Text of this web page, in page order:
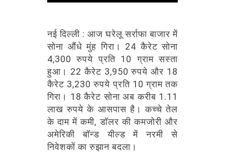
नई दिल्ली : आज घरेलू सर्राफा बाजार में
सोना औंधे मुंह गिरा। 24 कैरेट सोना
4,300 रुपये प्रति 10 ग्राम सस्ता
हुआ। 22 कैरेट 3,950 रुपये और 18
कैरेट 3,230 रुपये प्रति 10 ग्राम तक
गिरा। 18 कैरेट सोना अब करीब 1.11
लाख रुपये के आसपास है। कच्चे तेल
के दाम में कमी, डॉलर की कमजोरी और
अमेरिकी बॉन्ड यील्ड में नरमी से
निवेशकों का रुझान बदला।